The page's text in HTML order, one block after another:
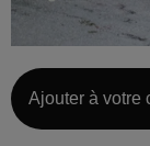
Ajouter à votre